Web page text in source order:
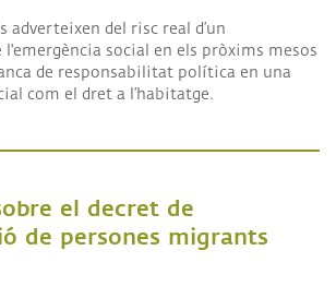
adverteixen del risc real d’un
social en els pròxims mesos
de responsabilitat política en una
com el dret a l’habitatge.
el decret de
de persones migrants